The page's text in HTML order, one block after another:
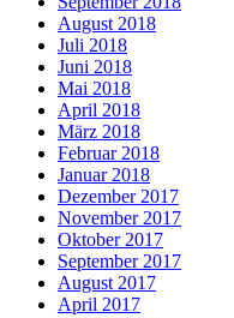
August 2018
Juli 2018
Juni 2018
Mai 2018
April 2018
März 2018
Februar 2018
Januar 2018
Dezember 2017
November 2017
Oktober 2017
September 2017
August 2017
April 2017